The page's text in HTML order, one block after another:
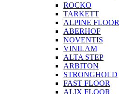
ROCKO
TARKETT
ALPINE FLOOR
ABERHOF
NOVENTIS
VINILAM
ALTA STEP
ARBITON
STRONGHOLD
FAST FLOOR
ALIX FLOOR